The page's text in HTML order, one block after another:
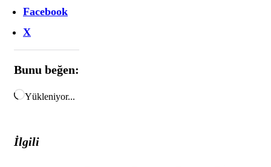
Facebook
X
Bunu beğen:
Yükleniyor...
İlgili